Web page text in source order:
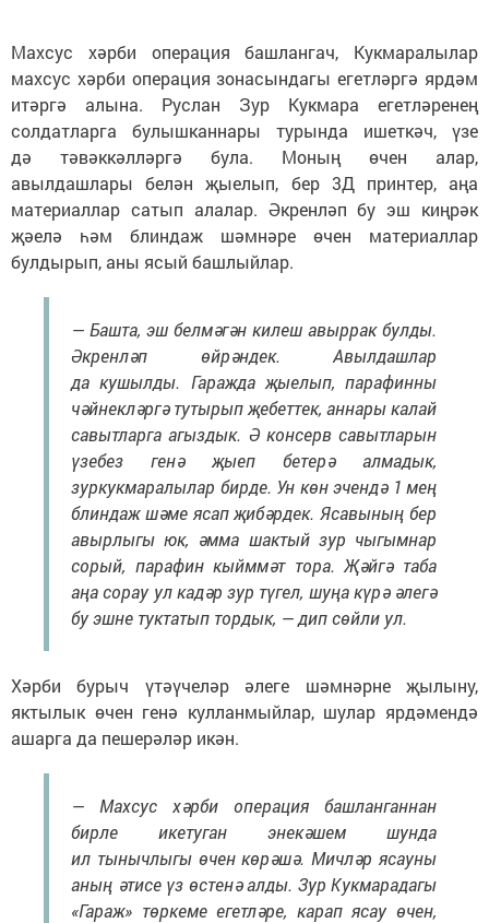
Махсус хәрби операция башлангач, Кукмаралылар
махсус хәрби операция зонасындагы егетләргә ярдәм
итәргә алына. Руслан Зур Кукмара егетләренең
солдатларга булышканнары турында ишеткәч, үзе
дә тәвәккәлләргә була. Моның өчен алар,
авылдашлары белән җыелып, бер 3Д принтер, аңа
материаллар сатып алалар. Әкренләп бу эш киңрәк
җәелә һәм блиндаж шәмнәре өчен материаллар
булдырып, аны ясый башлыйлар.
— Башта, эш белмәгән килеш авыррак булды.
Әкренләп өйрәндек. Авылдашлар
да кушылды. Гаражда җыелып, парафинны
чәйнекләргә тутырып җебеттек, аннары калай
савытларга агыздык. Ә консерв савытларын
үзебез генә җыеп бетерә алмадык,
зуркукмаралылар бирде. Ун көн эчендә 1 мең
блиндаж шәме ясап җибәрдек. Ясавының бер
авырлыгы юк, әмма шактый зур чыгымнар
сорый, парафин кыйммәт тора. Җәйгә таба
аңа сорау ул кадәр зур түгел, шуңа күрә әлегә
бу эшне туктатып тордык, — дип сөйли ул.
Хәрби бурыч үтәүчеләр әлеге шәмнәрне җылыну,
яктылык өчен генә кулланмыйлар, шулар ярдәмендә
ашарга да пешерәләр икән.
— Махсус хәрби операция башланганнан
бирле икетуган энекәшем шунда
ил тынычлыгы өчен көрәшә. Мичләр ясауны
аның әтисе үз өстенә алды. Зур Кукмарадагы
«Гараж» төркеме егетләре, карап ясау өчен,